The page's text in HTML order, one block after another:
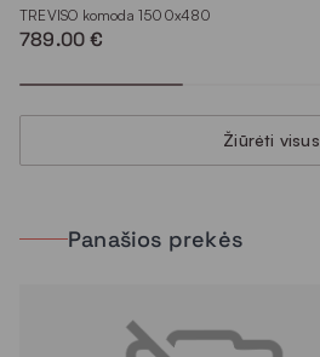
TREVISO komoda 1500x480
789.00 €
Žiūrėti visus
Panašios prekės